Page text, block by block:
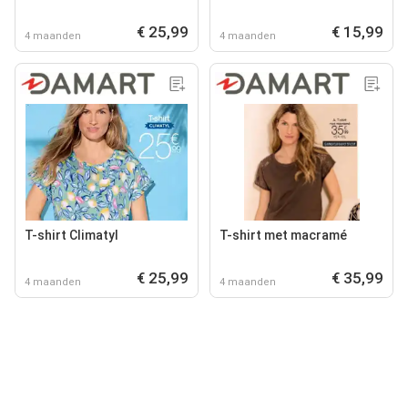
4 maanden € 25,99 4 maanden € 15,99
T-shirt Climatyl
4 maanden € 25,99
T-shirt met macramé
4 maanden € 35,99